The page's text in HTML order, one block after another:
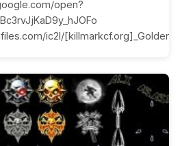
open?
ic2l/